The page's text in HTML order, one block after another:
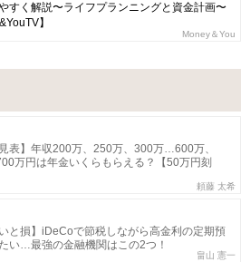
すく解説〜ライフプランニングと資金計画〜
】
Money＆You
見表】年収200万、250万、300万…600万、
万円は年金いくらもらえる？【50万円刻
頼藤 太希
いと損】iDeCoで節税しながら高金利の定期預
い…最強の金融機関はこの2つ！
畠山 憲一